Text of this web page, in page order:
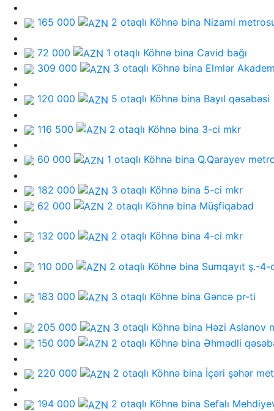
165 000 2 otaqlı Köhnə bina Nizami
72 000 1 otaqlı Köhnə bina Cavid bağı
309 000
3 otaqlı Köhnə bina Elmlər
120 000 5 otaqlı Köhnə bina Bayıl qəsəbəsi
116 500 2 otaqlı Köhnə bina 3-ci mkr
60 000 1 otaqlı Köhnə bina Q.Qarayev
182 000 3 otaqlı Köhnə bina 5-ci mkr
62 000
2 otaqlı Köhnə bina Müşfiqabad
132 000 2 otaqlı Köhnə bina 4-ci mkr
110 000 2 otaqlı Köhnə bina Sumqayıt ş.-
183 000 3 otaqlı Köhnə bina Gəncə pr-ti
205 000 3 otaqlı Köhnə bina Həzi Aslanov
150 000
2 otaqlı Köhnə bina Əhmədli
220 000 2 otaqlı Köhnə bina İçəri şəhər
194 000 2 otaqlı Köhnə bina Sefalı